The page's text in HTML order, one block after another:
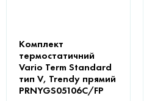
Комплект
термостатичний
Vario Term Standard
тип V, Trendy прямий
PRNYGS05106C/FP